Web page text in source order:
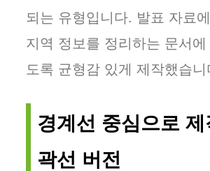
되는 유형입니다. 발표 자료
지역 정보를 정리하는 문서에
도록 균형감 있게 제작했습니
경계선 중심으로
곽선 버전